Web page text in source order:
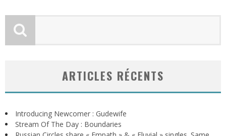
ARTICLES RÉCENTS
Introducing Newcomer : Gudewife
Stream Of The Day : Boundaries